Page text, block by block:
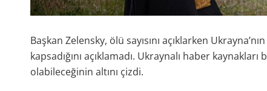
Başkan Zelensky, ölü sayısını açıklarken
kapsadığını açıklamadı. Ukraynalı haber
olabileceğinin altını çizdi.